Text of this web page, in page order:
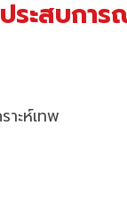
ะสบการ
าะห์เทพ